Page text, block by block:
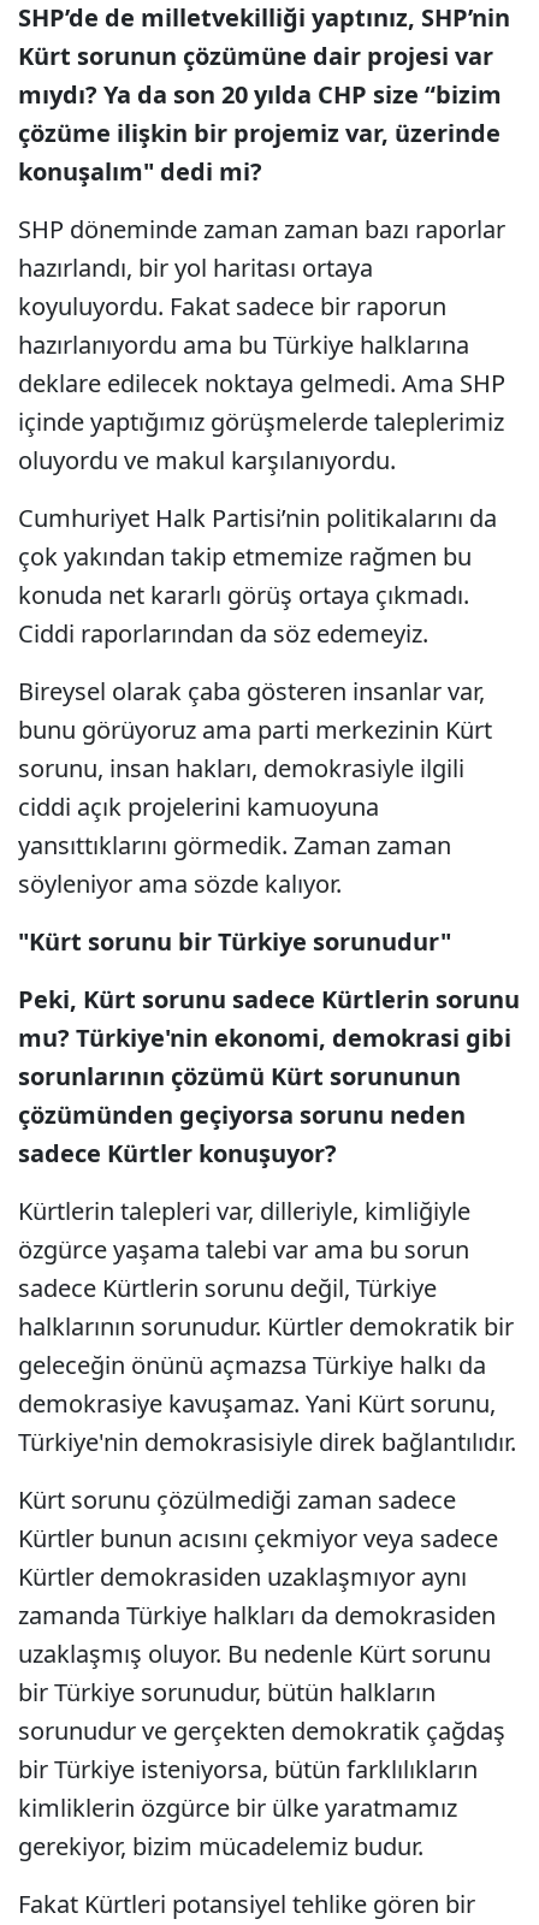
SHP’de de milletvekilliği yaptınız, SHP’nin
Kürt sorunun çözümüne dair projesi var
mıydı? Ya da son 20 yılda CHP size “bizim
çözüme ilişkin bir projemiz var, üzerinde
konuşalım" dedi mi?
SHP döneminde zaman zaman bazı raporlar
hazırlandı, bir yol haritası ortaya
koyuluyordu. Fakat sadece bir raporun
hazırlanıyordu ama bu Türkiye halklarına
deklare edilecek noktaya gelmedi. Ama SHP
içinde yaptığımız görüşmelerde taleplerimiz
oluyordu ve makul karşılanıyordu.
Cumhuriyet Halk Partisi’nin politikalarını da
çok yakından takip etmemize rağmen bu
konuda net kararlı görüş ortaya çıkmadı.
Ciddi raporlarından da söz edemeyiz.
Bireysel olarak çaba gösteren insanlar var,
bunu görüyoruz ama parti merkezinin Kürt
sorunu, insan hakları, demokrasiyle ilgili
ciddi açık projelerini kamuoyuna
yansıttıklarını görmedik. Zaman zaman
söyleniyor ama sözde kalıyor.
"Kürt sorunu bir Türkiye sorunudur"
Peki, Kürt sorunu sadece Kürtlerin sorunu
mu? Türkiye'nin ekonomi, demokrasi gibi
sorunlarının çözümü Kürt sorununun
çözümünden geçiyorsa sorunu neden
sadece Kürtler konuşuyor?
Kürtlerin talepleri var, dilleriyle, kimliğiyle
özgürce yaşama talebi var ama bu sorun
sadece Kürtlerin sorunu değil, Türkiye
halklarının sorunudur. Kürtler demokratik bir
geleceğin önünü açmazsa Türkiye halkı da
demokrasiye kavuşamaz. Yani Kürt sorunu,
Türkiye'nin demokrasisiyle direk bağlantılıdır.
Kürt sorunu çözülmediği zaman sadece
Kürtler bunun acısını çekmiyor veya sadece
Kürtler demokrasiden uzaklaşmıyor aynı
zamanda Türkiye halkları da demokrasiden
uzaklaşmış oluyor. Bu nedenle Kürt sorunu
bir Türkiye sorunudur, bütün halkların
sorunudur ve gerçekten demokratik çağdaş
bir Türkiye isteniyorsa, bütün farklılıkların
kimliklerin özgürce bir ülke yaratmamız
gerekiyor, bizim mücadelemiz budur.
Fakat Kürtleri potansiyel tehlike gören bir